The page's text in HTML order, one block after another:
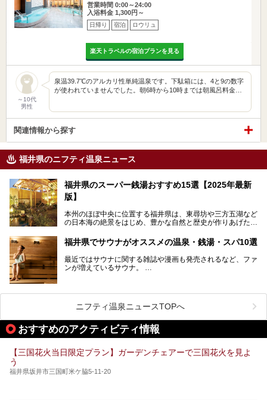
営業時間 0:00～24:00
入浴料金 1,300円～
日帰り 宿泊 ロウリュ
楽天トラベルの宿泊プランを見る
～10代
男性
泉温39.7℃のアルカリ性単純温泉です。下駄箱には、4と9の数字
が使われていませんでした。朝6時から10時までは朝風呂料金…
関連情報から探す
福井県のニフティ温泉ニュース
福井県のスーパー銭湯おすすめ15選【2025年最新
版】
本州のほぼ中央に位置する福井県は、東尋坊や三方五湖など
の日本海の絶景をはじめ、豊かな自然と歴史が作りあげた見
る海産物、越前そば、ソースかつ丼などのグルメも人気で
す。
2024年春の北陸新幹線の延伸により、関西地方のみならず
首都圏からもアクセスしやすくなりました。今回は、そんな
福井県でおすすめのスーパー銭湯をご紹介します。
福井県でサウナがオススメの温泉・銭湯・スパ10選
最近ではサウナに関する雑誌や漫画も発売されるなど、ファ
ンが増えているサウナ。
チームサウナ、塩サウナなどが存在し、施設によって様々な
こだわりを持つ施設も増えています。
ススメ温泉・銭湯・スパを10件まとめてご紹介します。
ニフティ温泉ニュースTOPへ
おすすめのアクティビティ情報
【三国花火当日限定プラン】ガーデンチェアーで三国花火を見よ
う
福井県坂井市三国町米ケ脇5-11-20